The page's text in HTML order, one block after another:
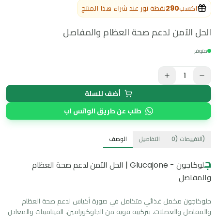
اكسب290نقطة نور عند شراء هذا المنتج
الحل الآمن لدعم صحة العظام والمفاصل
متوفر
1
أضف للسلة
طلب عن طريق الواتس اب
الوصف التفاصيل التقييمات (
0 )
ج
لوكاجون - Glucajone | الحل الآمن لدعم صحة العظام
والمفاصل